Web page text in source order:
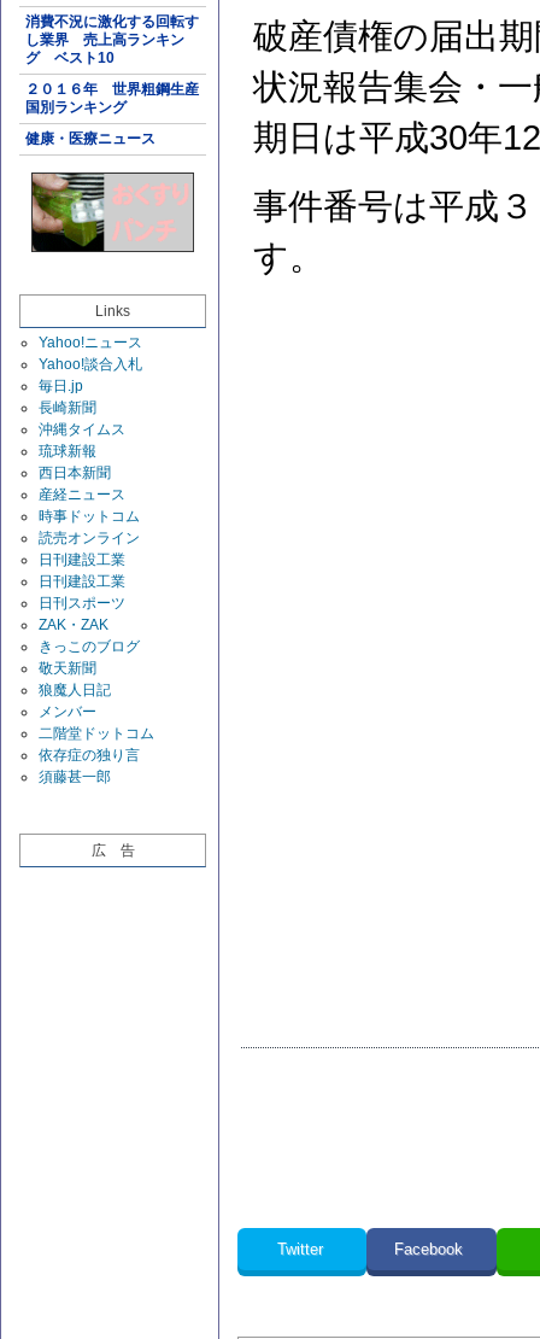
消費不況に激化する回転す
し業界 売上高ランキン
グ ベスト10
２０１６年 世界粗鋼生産
国別ランキング
健康・医療ニュース
Links
Yahoo!ニュース
Yahoo!談合入札
毎日.jp
長崎新聞
沖縄タイムス
琉球新報
西日本新聞
産経ニュース
時事ドットコム
読売オンライン
日刊建設工業
日刊建設工業
日刊スポーツ
ZAK・ZAK
きっこのブログ
敬天新聞
狼魔人日記
メンバー
二階堂ドットコム
依存症の独り言
須藤甚一郎
広 告
破産債権の届出
状況報告集会・
期日は平成30年
事件番号は平成
す。
Twitter Facebook